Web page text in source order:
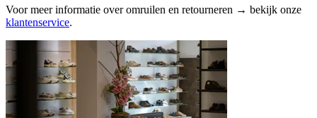
Voor meer informatie over omruilen en retourneren → bekijk onze
klantenservice.